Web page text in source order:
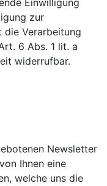
Einwilligung
zur
Verarbeitung
6 Abs. 1 lit. a
widerrufbar.
Newsletter
Ihnen eine
welche uns die